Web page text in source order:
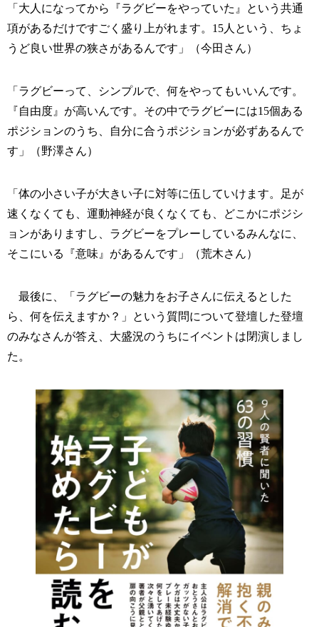
「大人になってから『ラグビーをやっていた』という共通
項があるだけですごく盛り上がれます。15人という、ちょ
うど良い世界の狭さがあるんです」（今田さん）
「ラグビーって、シンプルで、何をやってもいいんです。
『自由度』が高いんです。その中でラグビーには15個ある
ポジションのうち、自分に合うポジションが必ずあるんで
す」（野澤さん）
「体の小さい子が大きい子に対等に伍していけます。足が
速くなくても、運動神経が良くなくても、どこかにポジシ
ョンがありますし、ラグビーをプレーしているみんなに、
そこにいる『意味』があるんです」（荒木さん）
最後に、「ラグビーの魅力をお子さんに伝えるとした
ら、何を伝えますか？」という質問について登壇した登壇
のみなさんが答え、大盛況のうちにイベントは閉演しまし
た。